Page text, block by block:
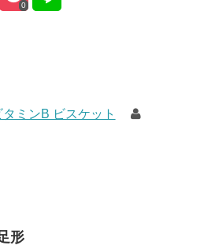
0
ミンB ビスケット
形